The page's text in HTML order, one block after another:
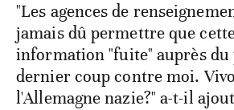
"Les agences de
jamais dû permettre que
information "fuite" auprès du
dernier coup contre moi.
l'Allemagne nazie?" a-t-il